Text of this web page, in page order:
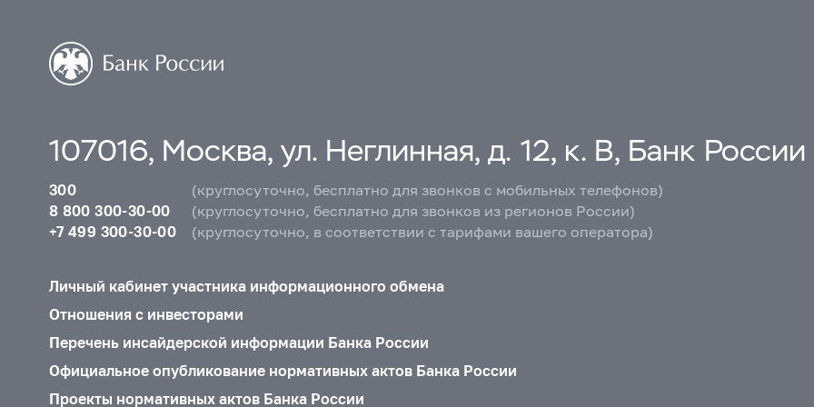
107016, Москва, ул. Неглинная, д. 12, к. В, Банк России
300
(круглосуточно, бесплатно для звонков с мобильных телефонов)
8 800 300-30-00
(круглосуточно, бесплатно для звонков из регионов России)
+7 499 300-30-00
(круглосуточно, в соответствии с тарифами вашего оператора)
Личный кабинет участника информационного обмена
Отношения с инвесторами
Перечень инсайдерской информации Банка России
Официальное опубликование нормативных актов Банка России
Проекты нормативных актов Банка России